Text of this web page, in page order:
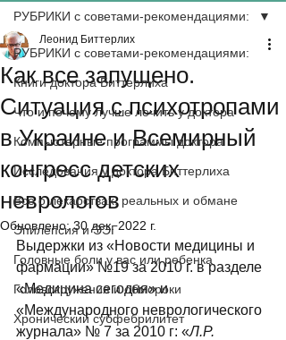
РУБРИКИ с советами-рекомендациями:
Книги доктора Биттерлиха
Что и почему лучше лечить у доктора
Компьютерные программы доктора
Исследования у доктора Биттерлиха
Все о лекарствах, реальных и обмане
Эпилепсия и ЭЭГ
Головные боли у вас или ребенка
Головокружения и обмороки
Хронический субфебрилитет
РУБРИКИ с советами-рекомендациями:
Как все запущено.
Ситуация с психотропами
в Украине и Всемирный
конгресс детских
неврологов
Леонид Биттерлих
Обновлено:30 дек. 2022 г.
Выдержки из «Новости медицины и
фармации» №19 за 2010 г. в разделе
«Медицина сегодня» и
«Международного неврологического
журнала» № 7 за 2010 г: «Л.Р.